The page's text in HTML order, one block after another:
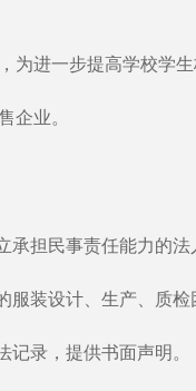
为进一步提高学校学
企业。
担民事责任能力的法
装设计、生产、质检
录，提供书面声明。